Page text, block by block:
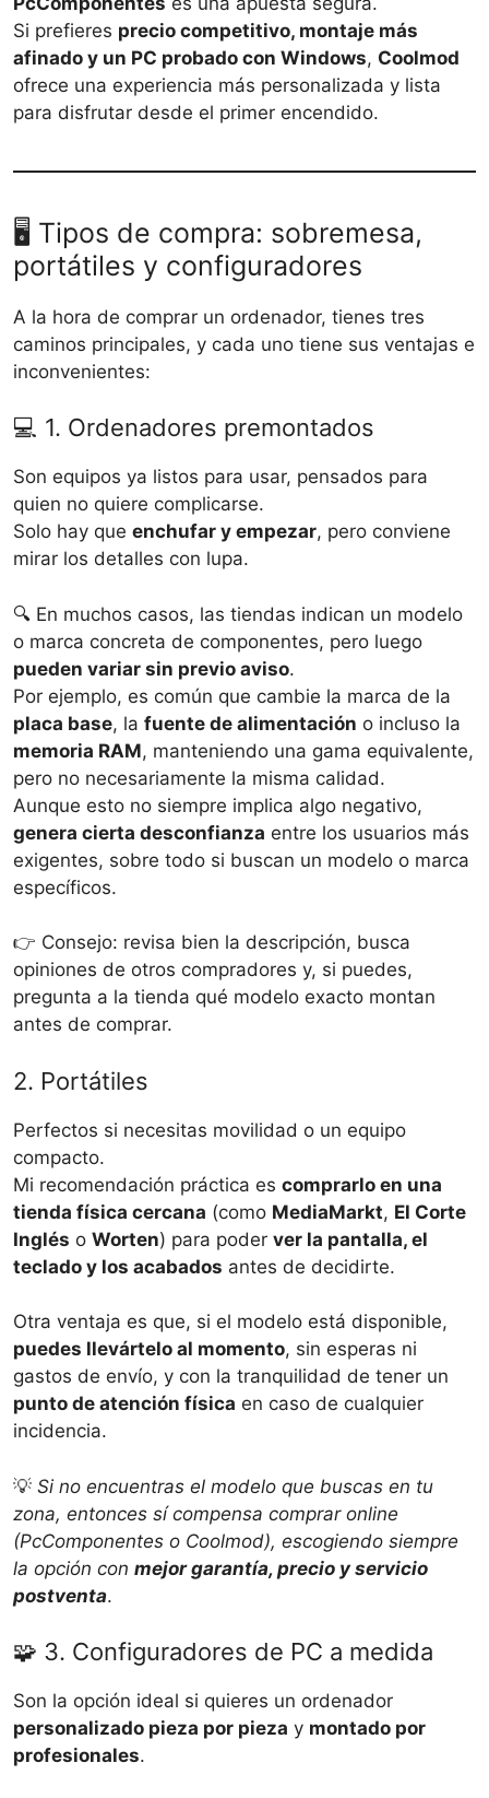
Si prefieres precio competitivo, montaje más
afinado y un PC probado con Windows, Coolmod
ofrece una experiencia más personalizada y lista
para disfrutar desde el primer encendido.
🖥️ Tipos de compra: sobremesa,
portátiles y configuradores
A la hora de comprar un ordenador, tienes tres
caminos principales, y cada uno tiene sus ventajas e
inconvenientes:
💻 1. Ordenadores premontados
Son equipos ya listos para usar, pensados para
quien no quiere complicarse.
Solo hay que enchufar y empezar, pero conviene
mirar los detalles con lupa.
🔍 En muchos casos, las tiendas indican un modelo
o marca concreta de componentes, pero luego
pueden variar sin previo aviso.
Por ejemplo, es común que cambie la marca de la
placa base, la fuente de alimentación o incluso la
memoria RAM, manteniendo una gama equivalente,
pero no necesariamente la misma calidad.
Aunque esto no siempre implica algo negativo,
genera cierta desconfianza entre los usuarios más
exigentes, sobre todo si buscan un modelo o marca
específicos.
👉 Consejo: revisa bien la descripción, busca
opiniones de otros compradores y, si puedes,
pregunta a la tienda qué modelo exacto montan
antes de comprar.
2. Portátiles
Perfectos si necesitas movilidad o un equipo
compacto.
Mi recomendación práctica es comprarlo en una
tienda física cercana (como MediaMarkt, El Corte
Inglés o Worten) para poder ver la pantalla, el
teclado y los acabados antes de decidirte.
Otra ventaja es que, si el modelo está disponible,
puedes llevártelo al momento, sin esperas ni
gastos de envío, y con la tranquilidad de tener un
punto de atención física en caso de cualquier
incidencia.
💡 Si no encuentras el modelo que buscas en tu
zona, entonces sí compensa comprar online
(PcComponentes o Coolmod), escogiendo siempre
la opción con mejor garantía, precio y servicio
postventa.
🧩 3. Configuradores de PC a medida
Son la opción ideal si quieres un ordenador
personalizado pieza por pieza y montado por
profesionales.